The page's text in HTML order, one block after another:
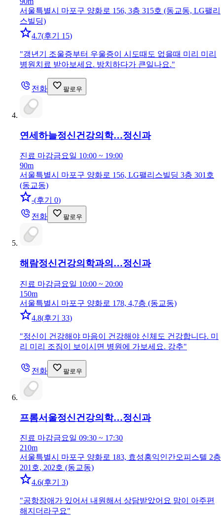
서울특별시 마포구 양화로 156, 3층 315호 (동교동, LG팰리
스빌딩)
4.7(후기 15)
"갱년기 조울증부터 우울증이 시도때도 없을때 미리 미리
병원치료 받아보세요. 방치하다가 큰일나요."
전화 팔로우
연세하늘정신건강의학…정신과
진료 마감금요일 10:00 ~ 19:00
90m
서울특별시 마포구 양화로 156, LG팰리스빌딩 3층 301호
(동교동)
-(후기 0)
전화
팔로우
해람정신건강의학과의…정신과
진료 마감금요일 10:00 ~ 20:00
150m
서울특별시 마포구 양화로 178, 4,7층 (동교동)
4.8(후기 33)
"정신이 건강해야 마음이 건강해야 신체도 건강합니다. 미
리 미리 조짐이 보이시면 병원에 가보세요. 강추"
전화 팔로우
프롬서울정신건강의학…정신과
진료 마감금요일 09:30 ~ 17:30
210m
서울특별시 마포구 양화로 183, 효성홍익인간오피스텔 2층
201호, 202호 (동교동)
4.6(후기 3)
"공항장애가 있어서 내원해서 상담받았어요 맘이 아주편
해지더라구요"